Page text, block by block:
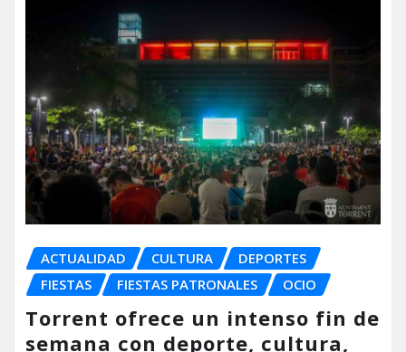
ACTUALIDAD CULTURA
DEPORTES
FIESTAS
FIESTAS PATRONALES OCIO
Torrent ofrece un intenso fin de
semana con deporte, cultura,